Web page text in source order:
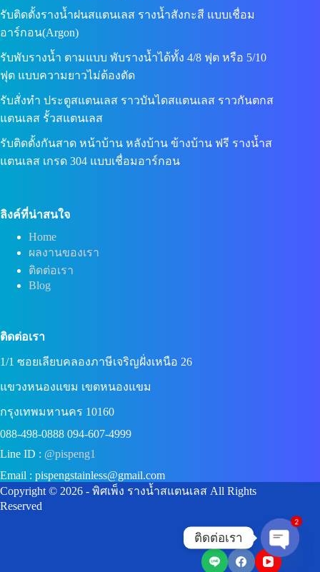
รับติดตั้งรางน้ำฝนสแตนเลส รางน้ำสังกะสี แบบเชื่อม
อาร์กอน(Argon)
รับพับรางน้ำ ตามแบบ พับรางน้ำได้ทั้ง 4/8 ฟุต หรือ 5/10
ฟุต แบบความยาวไม่ต้องตัด
รับสั่งทำ ประตูสแตนเลส ราวบันไดสแตนเลส ราวกันตกส
แตนเลส รั้วสแตนเลส
รับติดตั้งกันสาด หน้าบ้าน หลังบ้าน ข้างบ้าน ฟรี รางน้ำส
แตนเลส เกรด 304 แบบเชื่อมอาร์กอน
ลิงค์ที่น่าสนใจ
Home
ผลงานของเรา
ติดต่อเรา
Blog
ติดต่อเรา
1/1 ซอยเลียบคลองภาษีเจริญฝั่งเหนือ 26
แขวงหนองแขม เขตหนองแขม
กรุงเทพมหานคร 10160
088-498-0888 094-607-4999
Line ID : @pispeng1
Email : pispengstainless@gmail.com
Copyright © 2026 - พิศเพ็ง รางน้ำสแตนเลส All Rights
Reserved
ติดต่อเรา
Open
2